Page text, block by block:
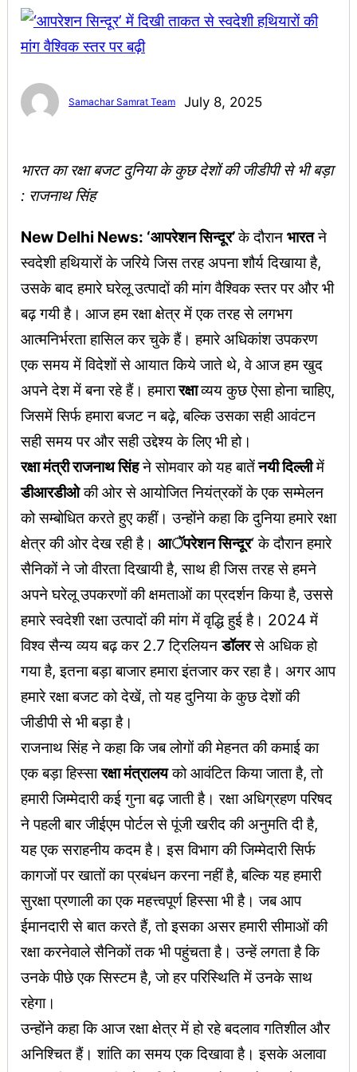
Samachar Samrat Team July 8, 2025
भारत का रक्षा बजट दुनिया के कुछ देशों की जीडीपी से भी बड़ा
: राजनाथ सिंह
New Delhi News: ‘आपरेशन सिन्दूर’के दौरान भारतने
स्वदेशी हथियारों के जरिये जिस तरह अपना शौर्य दिखाया है,
उसके बाद हमारे घरेलू उत्पादों की मांग वैश्विक स्तर पर और भी
बढ़ गयी है। आज हम रक्षा क्षेत्र में एक तरह से लगभग
आत्मनिर्भरता हासिल कर चुके हैं। हमारे अधिकांश उपकरण
एक समय में विदेशों से आयात किये जाते थे, वे आज हम खुद
अपने देश में बना रहे हैं। हमारारक्षाव्यय कुछ ऐसा होना चाहिए,
जिसमें सिर्फ हमारा बजट न बढ़े, बल्कि उसका सही आवंटन
सही समय पर और सही उद्देश्य के लिए भी हो।
रक्षा मंत्री राजनाथ सिंहने सोमवार को यह बातेंनयी दिल्लीमें
डीआरडीओकी ओर से आयोजित नियंत्रकों के एक सम्मेलन
को सम्बोधित करते हुए कहीं। उन्होंने कहा कि दुनिया हमारे रक्षा
क्षेत्र की ओर देख रही है। आॅपरेशन सिन्दूर‘ के दौरान हमारे
सैनिकों ने जो वीरता दिखायी है, साथ ही जिस तरह से हमने
अपने घरेलू उपकरणों की क्षमताओं का प्रदर्शन किया है, उससे
हमारे स्वदेशी रक्षा उत्पादों की मांग में वृद्धि हुई है। 2024 में
विश्व सैन्य व्यय बढ़ कर 2.7 ट्रिलियनडॉलरसे अधिक हो
गया है, इतना बड़ा बाजार हमारा इंतजार कर रहा है। अगर आप
हमारे रक्षा बजट को देखें, तो यह दुनिया के कुछ देशों की
जीडीपी से भी बड़ा है।
राजनाथ सिंह ने कहा कि जब लोगों की मेहनत की कमाई का
एक बड़ा हिस्सारक्षा मंत्रालयको आवंटित किया जाता है, तो
हमारी जिम्मेदारी कई गुना बढ़ जाती है। रक्षा अधिग्रहण परिषद
ने पहली बार जीईएम पोर्टल से पूंजी खरीद की अनुमति दी है,
यह एक सराहनीय कदम है। इस विभाग की जिम्मेदारी सिर्फ
कागजों पर खातों का प्रबंधन करना नहीं है, बल्कि यह हमारी
सुरक्षा प्रणाली का एक महत्त्वपूर्ण हिस्सा भी है। जब आप
ईमानदारी से बात करते हैं, तो इसका असर हमारी सीमाओं की
रक्षा करनेवाले सैनिकों तक भी पहुंचता है। उन्हें लगता है कि
उनके पीछे एक सिस्टम है, जो हर परिस्थिति में उनके साथ
रहेगा।
उन्होंने कहा कि आज रक्षा क्षेत्र में हो रहे बदलाव गतिशील और
अनिश्चित हैं। शांति का समय एक दिखावा है। इसके अलावा